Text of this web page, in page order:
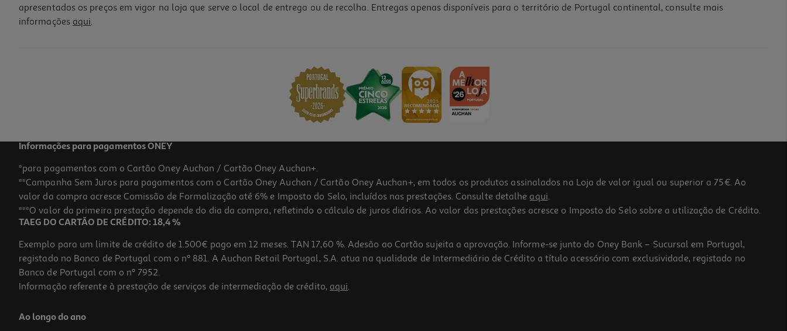
apresentados os preços em vigor na loja que serve o local de entrega ou de recolha. Entregas apenas disponíveis para o território de Portugal continental, consulte mais
informações aqui.
Informações para pagamentos ONEY
*para pagamentos com o Cartão Oney Auchan / Cartão Oney Auchan+.
**Campanha Sem Juros para pagamentos com o Cartão Oney Auchan / Cartão Oney Auchan+, em todos os produtos assinalados na Loja de valor igual ou superior a 75€. Ao
valor da compra acresce Comissão de Formalização até 6% e Imposto do Selo, incluídos nas prestações. Consulte detalhe aqui.
***O valor da primeira prestação depende do dia da compra, refletindo o cálculo de juros diários. Ao valor das prestações acresce o Imposto do Selo sobre a utilização de Crédito.
TAEG DO CARTÃO DE CRÉDITO: 18,4 %
Exemplo para um limite de crédito de 1.500€ pago em 12 meses. TAN 17,60 %. Adesão ao Cartão sujeita a aprovação. Informe-se junto do Oney Bank – Sucursal em Portugal,
registado no Banco de Portugal com o nº 881. A Auchan Retail Portugal, S.A. atua na qualidade de Intermediário de Crédito a título acessório com exclusividade, registado no
Banco de Portugal com o nº 7952.
Informação referente à prestação de serviços de intermediação de crédito, aqui.
Ao longo do ano